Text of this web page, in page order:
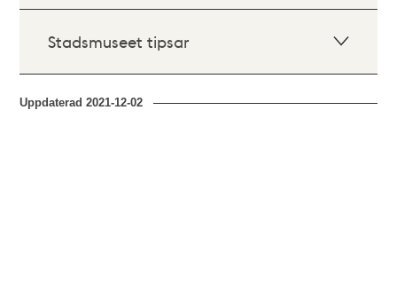
Stadsmuseet tipsar
Uppdaterad2021-12-02